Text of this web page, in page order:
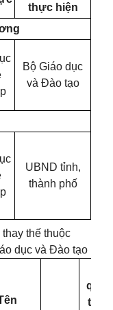
thực hiện
Bộ Giáo dục
và Đào tạo
UBND tỉnh,
thành phố
thế thuộc
dục và Đào tạo
quan
thực